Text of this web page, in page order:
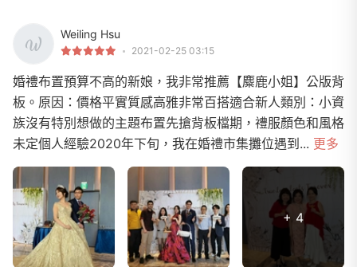
Weiling Hsu
2021-02-25 03:15
婚禮布置預算不高的新娘，我非常推薦【麋鹿小姐】公版背
板。原因：價格平實質感高雅非常百搭適合新人類別：小資
族沒有特別想做的主題布置先搶背板檔期，禮服顏色和風格
未定個人經驗2020年下旬，我在婚禮市集攤位遇到... 更多
+ 4